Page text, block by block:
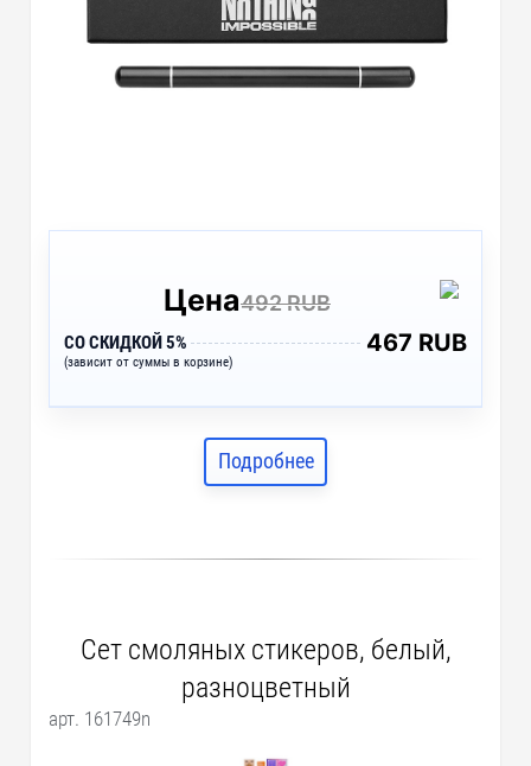
Цена492 RUB
СО СКИДКОЙ 5%
(зависит от суммы в корзине)
467 RUB
Подробнее
Сет смоляных стикеров, белый,
разноцветный
арт. 161749n